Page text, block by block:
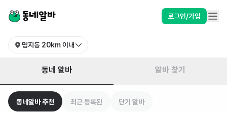
로그인/가입
명지동 20km 이내
동네 알바 알바 찾기
동네알바 추천 최근 등록된 단기 알바